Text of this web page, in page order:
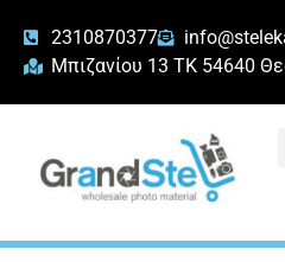
2310870377
Μπιζανίου 13 ΤΚ 54640